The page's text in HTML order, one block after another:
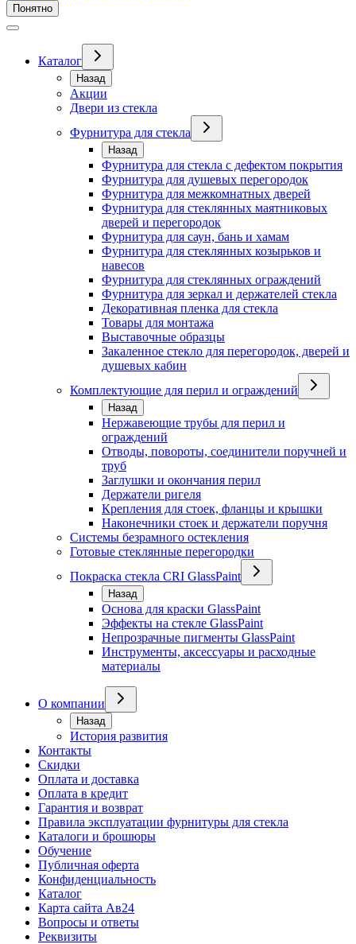
Понятно
Каталог
Назад
Акции
Двери из стекла
Фурнитура для стекла
Назад
Фурнитура для стекла с дефектом покрытия
Фурнитура для душевых перегородок
Фурнитура для межкомнатных дверей
Фурнитура для стеклянных маятниковых
дверей и перегородок
Фурнитура для саун, бань и хамам
Фурнитура для стеклянных козырьков и
навесов
Фурнитура для стеклянных ограждений
Фурнитура для зеркал и держателей стекла
Декоративная пленка для стекла
Товары для монтажа
Выставочные образцы
Закаленное стекло для перегородок, дверей и
душевых кабин
Комплектующие для перил и ограждений
Назад
Нержавеющие трубы для перил и
ограждений
Отводы, повороты, соединители поручней и
труб
Заглушки и окончания перил
Держатели ригеля
Крепления для стоек, фланцы и крышки
Наконечники стоек и держатели поручня
Системы безрамного остекления
Готовые стеклянные перегородки
Покраска стекла CRI GlassPaint
Назад
Основа для краски GlassPaint
Эффекты на стекле GlassPaint
Непрозрачные пигменты GlassPaint
Инструменты, аксессуары и расходные
материалы
О компании
Назад
История развития
Контакты
Скидки
Оплата и доставка
Оплата в кредит
Гарантия и возврат
Правила эксплуатации фурнитуры для стекла
Каталоги и брошюры
Обучение
Публичная оферта
Конфиденциальность
Каталог
Карта сайта Ав24
Вопросы и ответы
Реквизиты